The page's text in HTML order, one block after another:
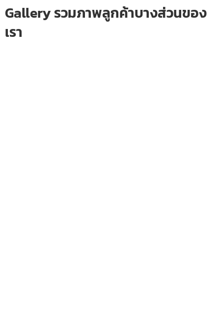
Gallery รวมภาพลูกค้าบางส่วนของ
เรา